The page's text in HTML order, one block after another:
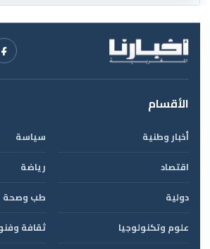
الأقسام
أخبار وطنية
سياسة
اقتصاد
رياضة
دولية
طب وصحة
علوم وتكنولوجيا
ثقافة